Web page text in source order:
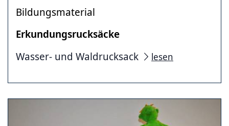
Bildungsmaterial
Erkundungsrucksäcke
Wasser- und Waldrucksack
lesen